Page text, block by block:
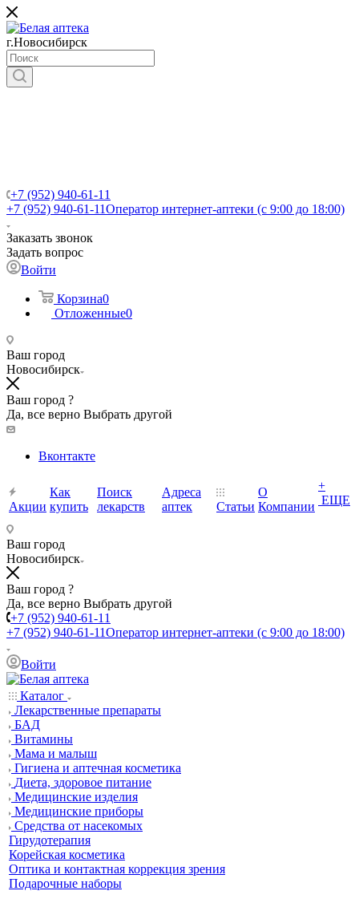
г.Новосибирск
+7 (952) 940-61-11
+7 (952) 940-61-11Оператор интернет-аптеки (с 9:00 до 18:00)
Заказать звонок
Задать вопрос
Войти
Корзина0
Отложенные0
Ваш город
Новосибирск
Ваш город ?
Да, все верно Выбрать другой
Вконтакте
Акции
Как
купить
Поиск
лекарств
Адреса
аптек
Статьи
О
Компании
+
ЕЩЕ
Ваш город
Новосибирск
Ваш город ?
Да, все верно Выбрать другой
+7 (952) 940-61-11
+7 (952) 940-61-11Оператор интернет-аптеки (с 9:00 до 18:00)
Войти
Каталог
Лекарственные препараты
БАД
Витамины
Мама и малыш
Гигиена и аптечная косметика
Диета, здоровое питание
Медицинские изделия
Медицинские приборы
Средства от насекомых
Гирудотерапия
Корейская косметика
Оптика и контактная коррекция зрения
Подарочные наборы